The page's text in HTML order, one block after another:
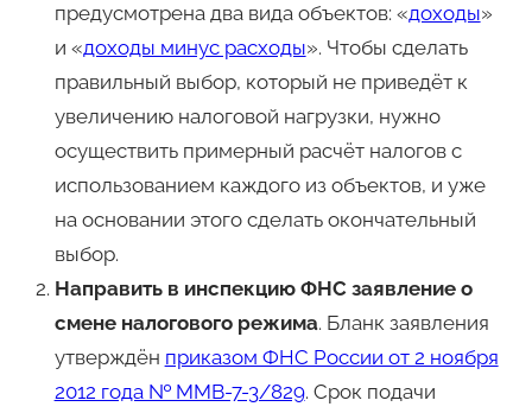
предусмотрена два вида объектов: «доходы»
и «доходы минус расходы». Чтобы сделать
правильный выбор, который не приведёт к
увеличению налоговой нагрузки, нужно
осуществить примерный расчёт налогов с
использованием каждого из объектов, и уже
на основании этого сделать окончательный
выбор.
Направить в инспекцию ФНС заявление о
смене налогового режима. Бланк заявления
утверждён приказом ФНС России от 2 ноября
2012 года № ММВ-7-3/829. Срок подачи